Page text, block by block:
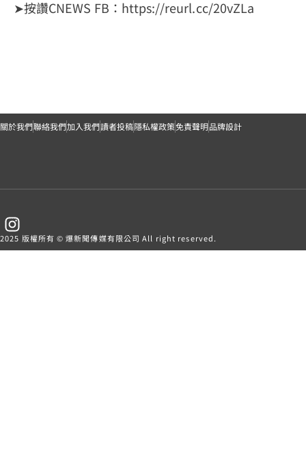
➤按讚CNEWS FB：https://reurl.cc/20vZLa
關於我們聯絡我們加入我們讀者投稿隱私權政策免責聲明品牌設計
2025 版權所有 © 爆新聞傳媒有限公司 All right reserved.